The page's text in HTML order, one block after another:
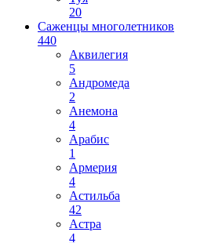
20
Саженцы многолетников
440
Аквилегия
5
Андромеда
2
Анемона
4
Арабис
1
Армерия
4
Астильба
42
Астра
4